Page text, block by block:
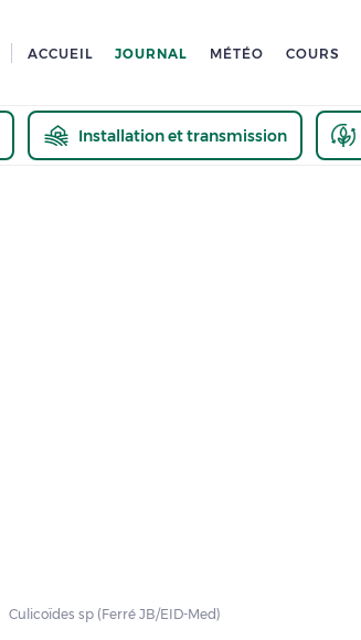
ACCUEIL JOURNAL MÉTÉO COURS
Installation et transmission
Culicoïdes sp (Ferré JB/EID-Med)